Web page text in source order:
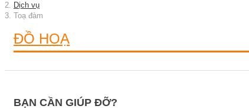
Dịch vụ
Toạ đàm
ĐỒ HOẠ
BẠN CẦN GIÚP ĐỠ?